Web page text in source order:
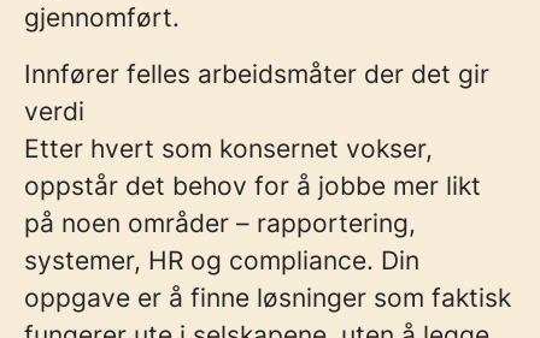
gjennomført.
Innfører felles arbeidsmåter der det gir
verdi
Etter hvert som konsernet vokser,
oppstår det behov for å jobbe mer likt
på noen områder – rapportering,
systemer, HR og compliance. Din
oppgave er å finne løsninger som faktisk